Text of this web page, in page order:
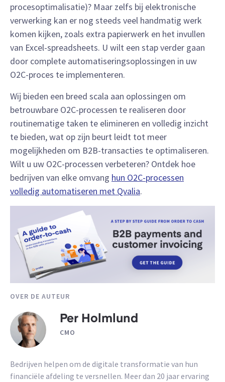
procesoptimalisatie)? Maar zelfs bij elektronische
verwerking kan er nog steeds veel handmatig werk
komen kijken, zoals extra papierwerk en het invullen
van Excel-spreadsheets. U wilt een stap verder gaan
door complete automatiseringsoplossingen in uw
O2C-proces te implementeren.
Wij bieden een breed scala aan oplossingen om
betrouwbare O2C-processen te realiseren door
routinematige taken te elimineren en volledig inzicht
te bieden, wat op zijn beurt leidt tot meer
mogelijkheden om B2B-transacties te optimaliseren.
Wilt u uw O2C-processen verbeteren? Ontdek hoe
bedrijven van elke omvang hun O2C-processen
volledig automatiseren met Qvalia.
OVER DE AUTEUR
Per Holmlund
CMO
Bedrijven helpen om de digitale transformatie van hun
financiële afdeling te versnellen. Meer dan 20 jaar ervaring